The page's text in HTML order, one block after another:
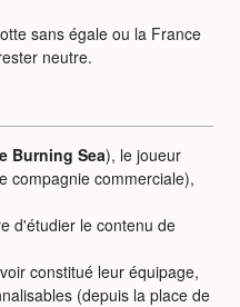
sans égale ou la France
neutre.
Burning Sea), le joueur
compagnie commerciale),
d'étudier le contenu de
constitué leur équipage,
(depuis la place de